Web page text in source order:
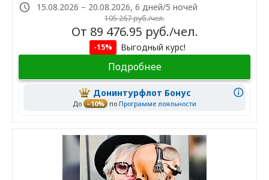
15.08.2026 – 20.08.2026, 6 дней/5 ночей
105 267 руб./чел.
От 89 476.95 руб./чел.
-15% Выгодный курс!
Подробнее
Донинтурфлот Бонус
До –10% по Программе лояльности